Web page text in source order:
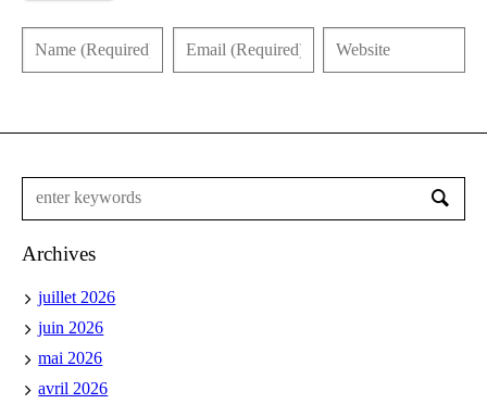
Archives
juillet 2026
juin 2026
mai 2026
avril 2026